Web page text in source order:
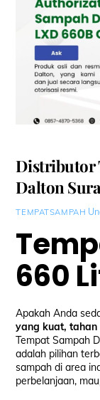
Distributor
Dalton
TEMPATSAMPAH
660
Apakah Anda
yang kuat,
Tempat Sampah
adalah pilihan
sampah di area
perbelanjaan,